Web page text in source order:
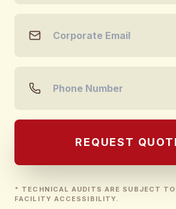
REQUEST
* TECHNICAL AUDITS ARE SUBJECT TO
FACILITY ACCESSIBILITY.